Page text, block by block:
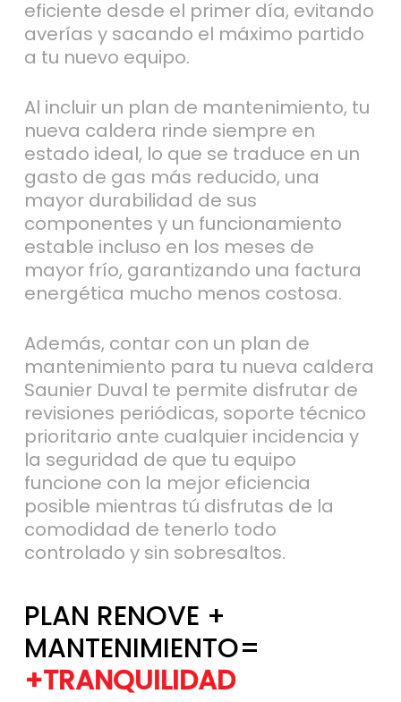
a tu nuevo equipo.
Al incluir un plan de mantenimiento, tu
nueva caldera rinde siempre en
estado ideal, lo que se traduce en un
gasto de gas más reducido, una
mayor durabilidad de sus
componentes y un funcionamiento
estable incluso en los meses de
mayor frío, garantizando una factura
energética mucho menos costosa.
Además, contar con un plan de
mantenimiento para tu nueva caldera
Saunier Duval te permite disfrutar de
revisiones periódicas, soporte técnico
prioritario ante cualquier incidencia y
la seguridad de que tu equipo
funcione con la mejor eficiencia
posible mientras tú disfrutas de la
comodidad de tenerlo todo
controlado y sin sobresaltos.
MANTENIMIENTO=
+TRANQUILIDAD
+EFICIENCIA